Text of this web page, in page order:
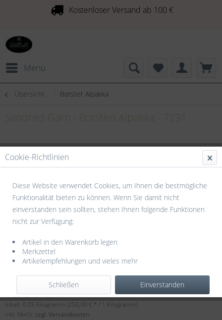
Kostenloser Versand ab 100 €
Menü
Übersicht Borstet Alpakka
12,50 € *
Inhalt: 0.05 Kilogramm (250,00 € * / 1 Kilogramm)
inkl. MwSt. zzgl. Versandkosten
Cookie-Richtlinien
Diese Website verwendet Cookies, um Ihnen die bestmögliche
Funktionalität bieten zu können. Wenn Sie damit nicht
einverstanden sein sollten, stehen Ihnen folgende Funktionen
nicht zur Verfügung:
Artikel in den Warenkorb legen
Merkzettel
Artikelempfehlungen und vieles mehr
Einverstanden
Schließen